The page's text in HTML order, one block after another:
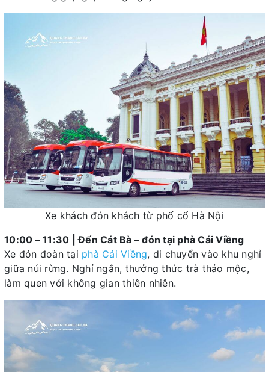
Xe khách đón khách từ phố cổ Hà Nội
10:00 – 11:30 | Đến Cát Bà – đón tại phà Cái Viềng
Xe đón đoàn tại phà Cái Viềng, di chuyển vào khu nghỉ
giữa núi rừng. Nghỉ ngắn, thưởng thức trà thảo mộc,
làm quen với không gian thiên nhiên.